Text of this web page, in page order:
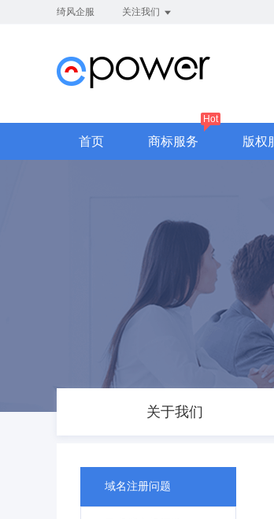
绮风企服 关注我们
首页 商标服务
Hot
版权
关于我们
域名注册问题